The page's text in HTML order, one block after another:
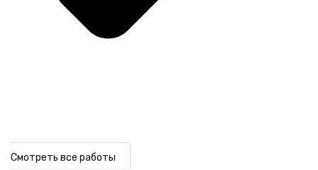
Смотреть все работы